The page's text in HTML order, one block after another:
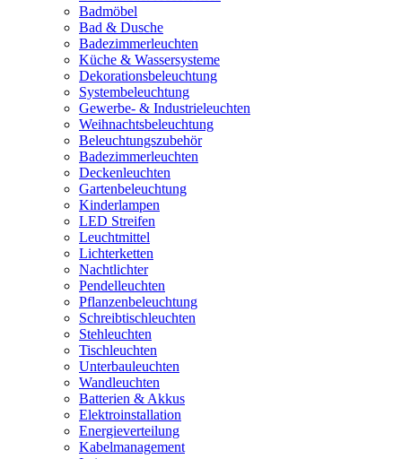
Badmöbel
Bad & Dusche
Badezimmerleuchten
Küche & Wassersysteme
Dekorationsbeleuchtung
Systembeleuchtung
Gewerbe- & Industrieleuchten
Weihnachtsbeleuchtung
Beleuchtungszubehör
Badezimmerleuchten
Deckenleuchten
Gartenbeleuchtung
Kinderlampen
LED Streifen
Leuchtmittel
Lichterketten
Nachtlichter
Pendelleuchten
Pflanzenbeleuchtung
Schreibtischleuchten
Stehleuchten
Tischleuchten
Unterbauleuchten
Wandleuchten
Batterien & Akkus
Elektroinstallation
Energieverteilung
Kabelmanagement